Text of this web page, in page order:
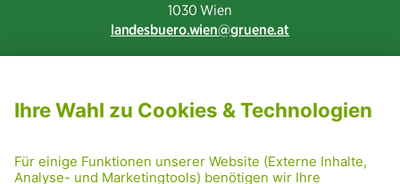
1030 Wien
landesbuero.wien
gruene.at
PRESSE